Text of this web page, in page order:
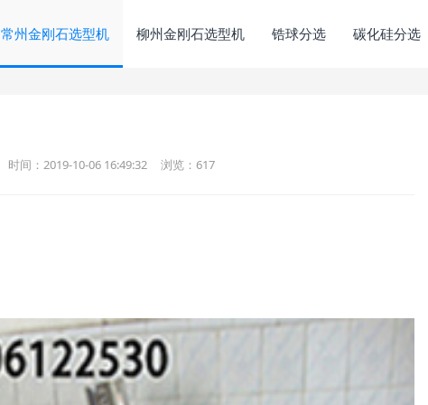
常州金刚石选型机 柳州金刚石选型机 锆球分选 碳化硅分选
时间：2019-10-06 16:49:32 浏览： 617